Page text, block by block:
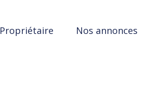
Propriétaire Nos annonces